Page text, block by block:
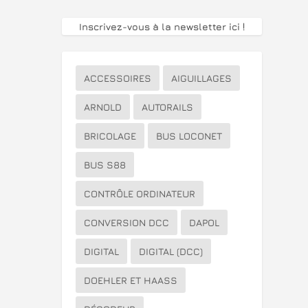
Inscrivez-vous à la newsletter ici !
ACCESSOIRES AIGUILLAGES
ARNOLD AUTORAILS
BRICOLAGE BUS LOCONET
BUS S88
CONTRÔLE ORDINATEUR
CONVERSION DCC DAPOL
DIGITAL DIGITAL (DCC)
DOEHLER ET HAASS